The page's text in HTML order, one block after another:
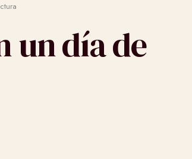
un día de